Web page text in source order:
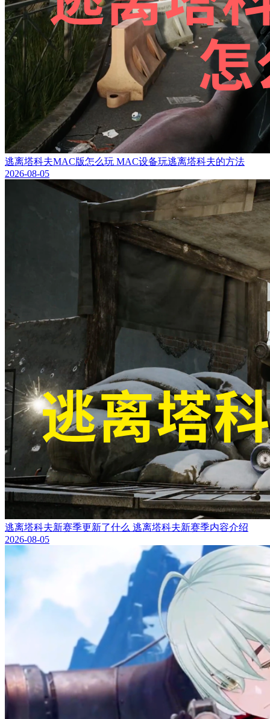
逃离塔科夫MAC版怎么玩 MAC设备玩逃离塔科夫的方法
2026-08-05
逃离塔科夫新赛季更新了什么 逃离塔科夫新赛季内容介绍
2026-08-05